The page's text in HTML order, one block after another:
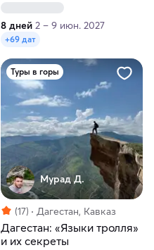
8 дней 2 – 9 июн. 2027
+69 дат
Туры в горы
Мурад Д.
(17) Дагестан, Кавказ
Дагестан: «Языки тролля»
и их секреты